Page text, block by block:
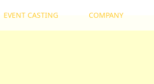
EVENT CASTING COMPANY